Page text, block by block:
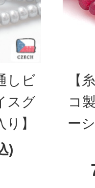
しビ
スグ
】
)
【
コ
ー